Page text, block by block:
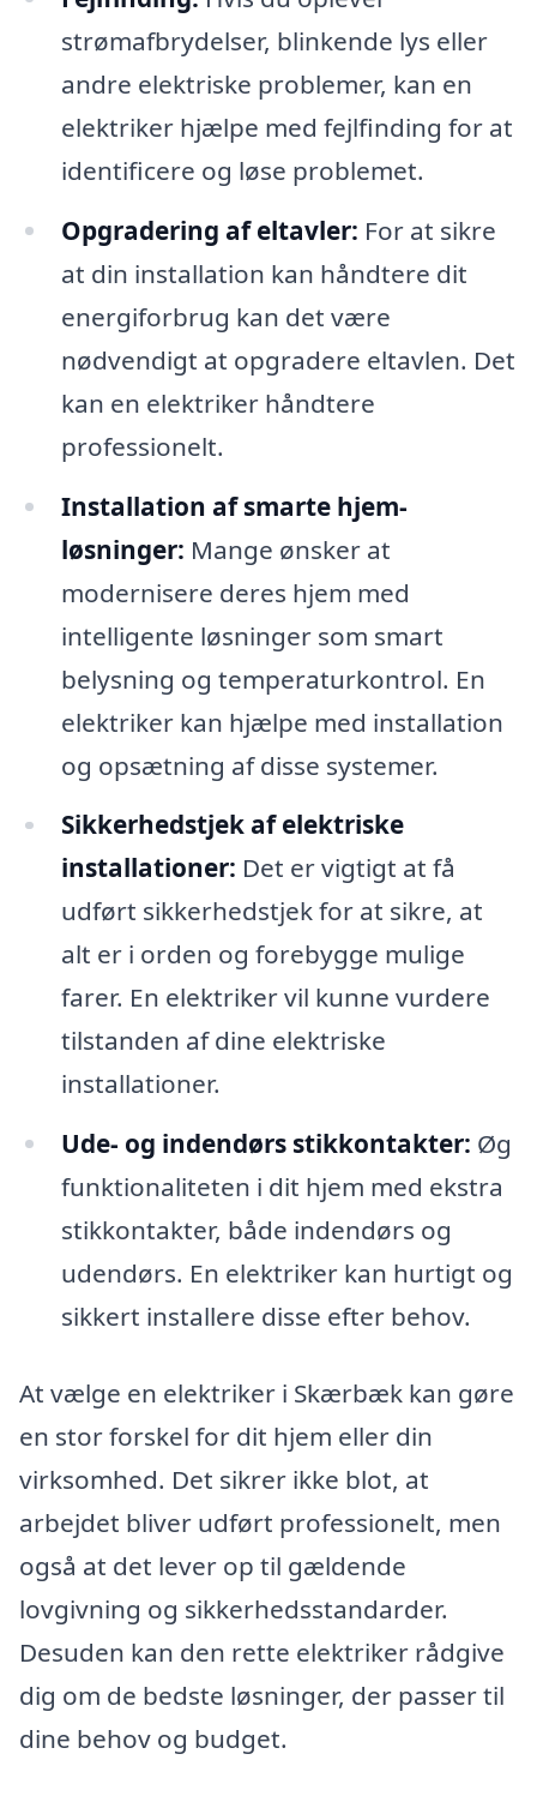
strømafbrydelser, blinkende lys eller
andre elektriske problemer, kan en
elektriker hjælpe med fejlfinding for at
identificere og løse problemet.
Opgradering af eltavler: For at sikre
at din installation kan håndtere dit
energiforbrug kan det være
nødvendigt at opgradere eltavlen. Det
kan en elektriker håndtere
professionelt.
Installation af smarte hjem-
løsninger: Mange ønsker at
modernisere deres hjem med
intelligente løsninger som smart
belysning og temperaturkontrol. En
elektriker kan hjælpe med installation
og opsætning af disse systemer.
Sikkerhedstjek af elektriske
installationer: Det er vigtigt at få
udført sikkerhedstjek for at sikre, at
alt er i orden og forebygge mulige
farer. En elektriker vil kunne vurdere
tilstanden af dine elektriske
installationer.
Ude- og indendørs stikkontakter: Øg
funktionaliteten i dit hjem med ekstra
stikkontakter, både indendørs og
udendørs. En elektriker kan hurtigt og
sikkert installere disse efter behov.
At vælge en elektriker i Skærbæk kan gøre
en stor forskel for dit hjem eller din
virksomhed. Det sikrer ikke blot, at
arbejdet bliver udført professionelt, men
også at det lever op til gældende
lovgivning og sikkerhedsstandarder.
Desuden kan den rette elektriker rådgive
dig om de bedste løsninger, der passer til
dine behov og budget.